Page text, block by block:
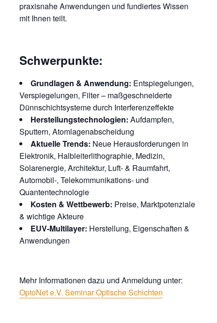
praxisnahe Anwendungen und fundiertes Wissen
mit Ihnen teilt.
Schwerpunkte:
Grundlagen & Anwendung: Entspiegelungen,
Verspiegelungen, Filter – maßgeschneiderte
Dünnschichtsysteme durch Interferenzeffekte
Herstellungstechnologien: Aufdampfen,
Sputtern, Atomlagenabscheidung
Aktuelle Trends: Neue Herausforderungen in
Elektronik, Halbleiterlithographie, Medizin,
Solarenergie, Architektur, Luft- & Raumfahrt,
Automobil-, Telekommunikations- und
Quantentechnologie
Kosten & Wettbewerb: Preise, Marktpotenziale
& wichtige Akteure
EUV-Multilayer: Herstellung, Eigenschaften &
Anwendungen
Mehr Informationen dazu und Anmeldung unter:
OptoNet e.V. Seminar Optische Schichten